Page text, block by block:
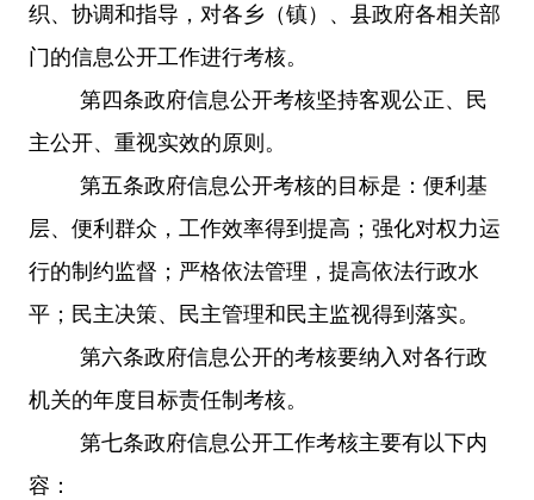
织、协调和指导，对各乡（镇）、县政府各相关部
门的信息公开工作进行考核。
第四条政府信息公开考核坚持客观公正、民
主公开、重视实效的原则。
第五条政府信息公开考核的目标是：便利基
层、便利群众，工作效率得到提高；强化对权力运
行的制约监督；严格依法管理，提高依法行政水
平；民主决策、民主管理和民主监视得到落实。
第六条政府信息公开的考核要纳入对各行政
机关的年度目标责任制考核。
第七条政府信息公开工作考核主要有以下内
容：